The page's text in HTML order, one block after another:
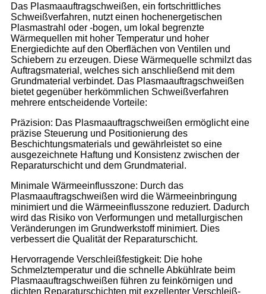
Das Plasmaauftragschweißen, ein fortschrittliches
Schweißverfahren, nutzt einen hochenergetischen
Plasmastrahl oder -bogen, um lokal begrenzte
Wärmequellen mit hoher Temperatur und hoher
Energiedichte auf den Oberflächen von Ventilen und
Schiebern zu erzeugen. Diese Wärmequelle schmilzt das
Auftragsmaterial, welches sich anschließend mit dem
Grundmaterial verbindet. Das Plasmaauftragschweißen
bietet gegenüber herkömmlichen Schweißverfahren
mehrere entscheidende Vorteile:
Präzision: Das Plasmaauftragschweißen ermöglicht eine
präzise Steuerung und Positionierung des
Beschichtungsmaterials und gewährleistet so eine
ausgezeichnete Haftung und Konsistenz zwischen der
Reparaturschicht und dem Grundmaterial.
Minimale Wärmeeinflusszone: Durch das
Plasmaauftragschweißen wird die Wärmeeinbringung
minimiert und die Wärmeeinflusszone reduziert. Dadurch
wird das Risiko von Verformungen und metallurgischen
Veränderungen im Grundwerkstoff minimiert. Dies
verbessert die Qualität der Reparaturschicht.
Hervorragende Verschleißfestigkeit: Die hohe
Schmelztemperatur und die schnelle Abkühlrate beim
Plasmaauftragschweißen führen zu feinkörnigen und
dichten Reparaturschichten mit exzellenter Verschleiß-